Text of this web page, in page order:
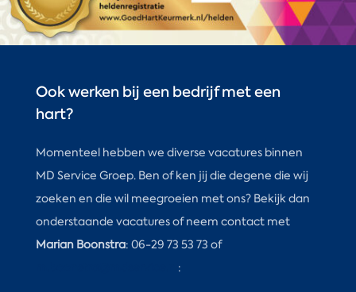
Ook werken bij een bedrijf met een
hart?
Momenteel hebben we diverse vacatures binnen
MD Service Groep. Ben of ken jij die degene die wij
zoeken en die wil meegroeien met ons? Bekijk dan
onderstaande vacatures of neem contact met
Marian Boonstra: 06-29 73 53 73 of
: